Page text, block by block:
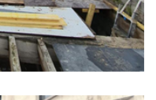
au poult